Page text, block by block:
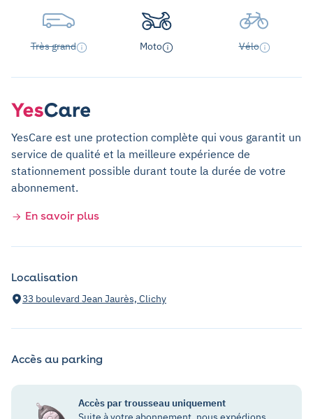
Très grand Moto Vélo
YesCare est une protection complète qui vous garantit un
service de qualité et la meilleure expérience de
stationnement possible durant toute la durée de votre
abonnement.
En savoir plus
Localisation
33 boulevard Jean Jaurès, Clichy
Accès au parking
Accès par trousseau uniquement